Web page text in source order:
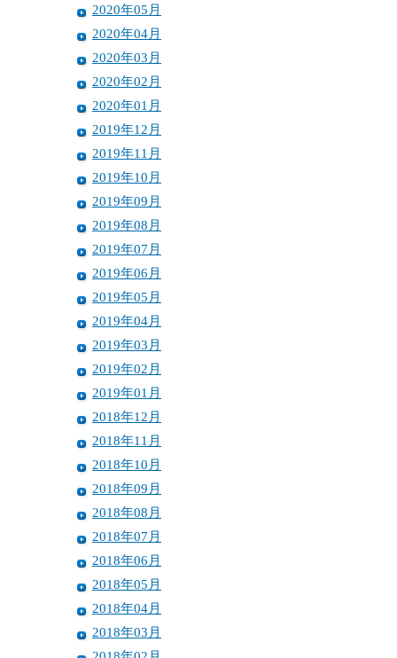
2020年05月
2020年04月
2020年03月
2020年02月
2020年01月
2019年12月
2019年11月
2019年10月
2019年09月
2019年08月
2019年07月
2019年06月
2019年05月
2019年04月
2019年03月
2019年02月
2019年01月
2018年12月
2018年11月
2018年10月
2018年09月
2018年08月
2018年07月
2018年06月
2018年05月
2018年04月
2018年03月